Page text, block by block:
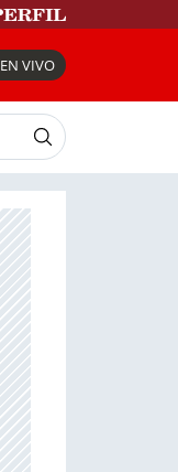
EN VIVO